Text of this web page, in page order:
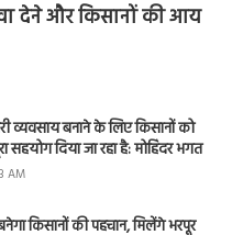
देने और किसानों की आय
व्यवसाय बनाने के लिए किसानों को
सहयोग दिया जा रहा है: मोहिंदर भगत
AM
किसानों की पहचान, मिलेंगे भरपूर